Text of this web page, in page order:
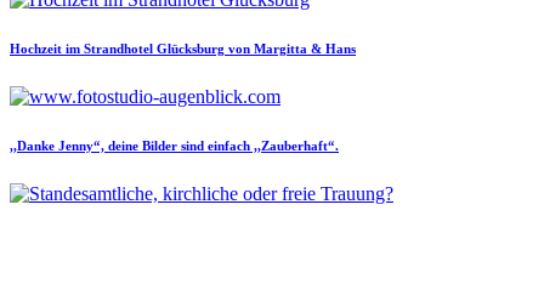
Hochzeit im Strandhotel Glücksburg von Margitta & Hans
,,Danke Jenny“, deine Bilder sind einfach ,,Zauberhaft“.